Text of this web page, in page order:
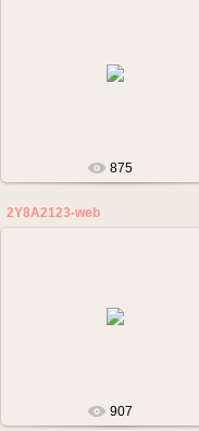
875
2Y8A2123-web
907